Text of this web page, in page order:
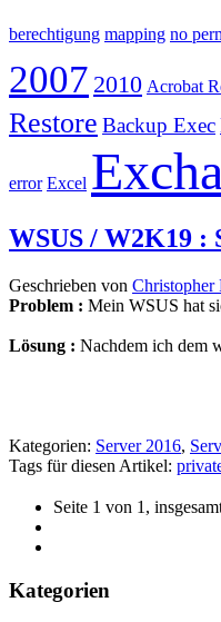
berechtigung mapping no
2007 2010 Acrobat
Restore Backup Exec
error Excel
WSUS / W2K19 :
Geschrieben von Christopher
Problem : Mein WSUS hat
Lösung : Nachdem ich dem
Kategorien: Server 2016,
Tags für diesen Artikel:
Seite 1 von 1,
Kategorien